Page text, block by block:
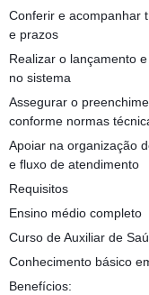
Conferir e acompanhar
e prazos
Realizar o lançamento
no sistema
Assegurar o
conforme normas
Apoiar na organização
e fluxo de atendimento
Requisitos
Ensino médio completo
Curso de Auxiliar de
Conhecimento básico
Benefícios: